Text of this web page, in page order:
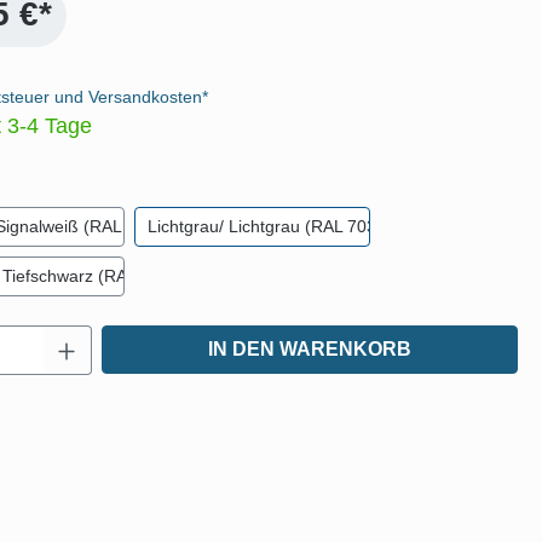
€*
und Versandkosten*
3-4 Tage
(RAL 9003)Lichtgrau/ Lichtgrau (RAL 7035)
(RAL 9005)
Anzahl: Gib den gewünschten Wert ein
IN DEN WARENKORB